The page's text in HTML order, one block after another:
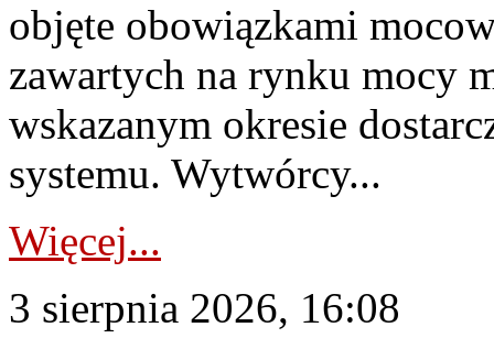
objęte obowiązkami
zawartych na rynku mocy
wskazanym okresie
systemu. Wytwórcy...
Więcej...
3 sierpnia 2026, 16:08